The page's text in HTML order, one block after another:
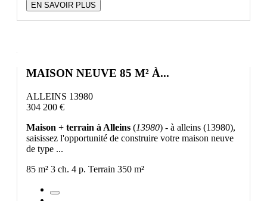
EN SAVOIR PLUS
MAISON NEUVE 85 M² À...
ALLEINS 13980
304 200 €
Maison + terrain à Alleins (13980) - à alleins (13980),
saisissez l'opportunité de construire votre maison neuve
de type ...
85 m² 3 ch. 4 p. Terrain 350 m²